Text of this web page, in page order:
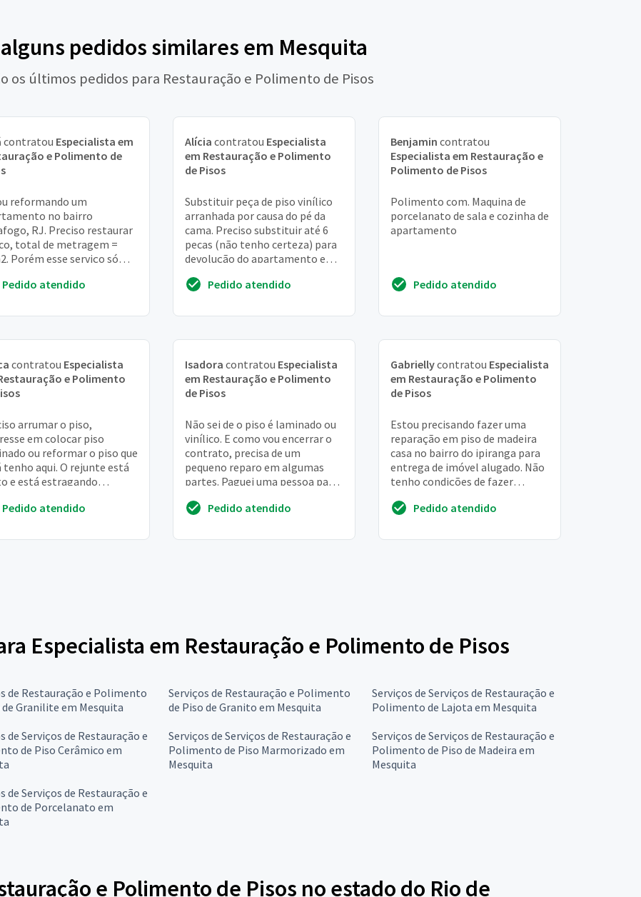
pedidos similares em Mesquita
os últimos pedidos para Restauração e Polimento de Pisos
contratou Especialista em
e Polimento de
reformando um
no bairro
RJ. Preciso restaurar
total de metragem =
Porém esse serviço só
da obra, que será daq...
Pedido atendido
Alícia contratou Especialista
em Restauração e Polimento
de Pisos
Substituir peça de piso vinílico
arranhada por causa do pé da
cama. Preciso substituir até 6
pecas (não tenho certeza) para
devolução do apartamento em
co... Pedido atendido
Benjamin contratou
Especialista em Restauração e
Polimento de Pisos
Polimento com. Maquina de
porcelanato de sala e cozinha de
apartamento
Pedido atendido
contratou Especialista
e Polimento
arrumar o piso,
em colocar piso
ou reformar o piso que
tenho aqui. O rejunte está
e está estragando
Pedido atendido
Isadora contratou Especialista
em Restauração e Polimento
de Pisos
Não sei de o piso é laminado ou
vinílico. E como vou encerrar o
contrato, precisa de um
pequeno reparo em algumas
partes. Paguei uma pessoa para
resultadoPedido atendido
Gabriellycontratou Especialista
em Restauração e Polimento
de Pisos
Estou precisando fazer uma
reparação em piso de madeira
casa no bairro do ipiranga para
entrega de imóvel alugado. Não
tenho condições de fazer
momento. Estou procur...
Pedido atendido
Especialista em Restauração e Polimento de Pisos
de Restauração e Polimento
de Granilite em Mesquita
Serviços de Restauração e Polimento
de Piso de Granito em Mesquita
Serviços de Serviços de Restauração e
Polimento de Lajota em Mesquita
de Serviços de Restauração e
de Piso Cerâmico em
Serviços de Serviços de Restauração e
Polimento de Piso Marmorizado em
Mesquita
Serviços de Serviços de Restauração e
Polimento de Piso de Madeira em
Mesquita
de Serviços de Restauração e
de Porcelanato em
e Polimento de Pisos no estado do Rio de